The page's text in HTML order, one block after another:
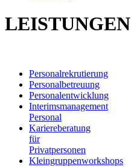
LEISTUNGEN
Personalrekrutierung
Personalbetreuung
Personalentwicklung
Interimsmanagement
Personal
Kariereberatung
für
Privatpersonen
Kleingruppenworkshops